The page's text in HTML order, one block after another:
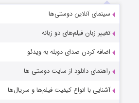
سینمای آنلاین دوستی‌ها
تغییر زبان فیلم‌های دو زبانه
اضافه کردن صدای دوبله به ویدئو
راهنمای دانلود از سایت دوستی ها
آشنایی با انواع کیفیت فیلم‌ها و سریال‌ها